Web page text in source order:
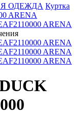
ОДЕЖДА Куртка
ARENA